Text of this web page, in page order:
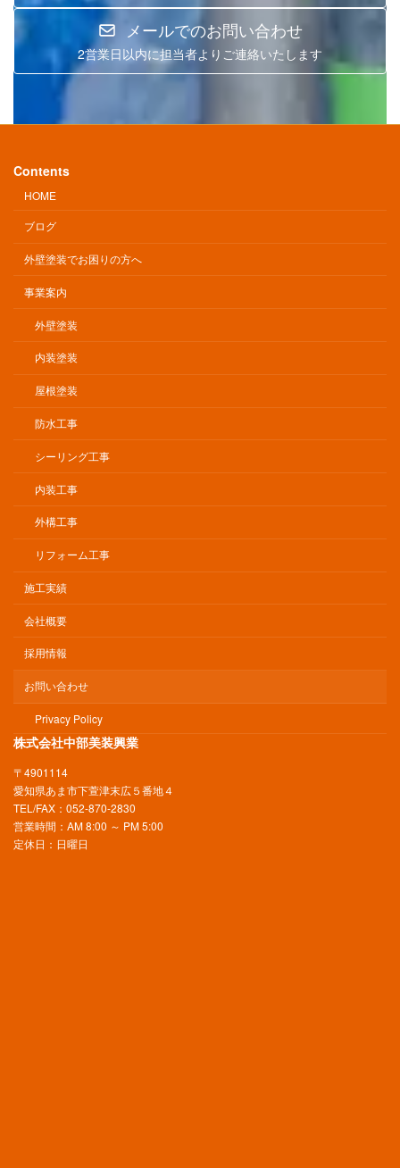
メールでのお問い合わせ
2営業日以内に担当者よりご連絡いたします
Contents
HOME
ブログ
外壁塗装でお困りの方へ
事業案内
外壁塗装
内装塗装
屋根塗装
防水工事
シーリング工事
内装工事
外構工事
リフォーム工事
施工実績
会社概要
採用情報
お問い合わせ
Privacy Policy
株式会社中部美装興業
〒4901114
愛知県あま市下萱津末広５番地４
TEL/FAX：052-870-2830
営業時間：AM 8:00 ～ PM 5:00
定休日：日曜日